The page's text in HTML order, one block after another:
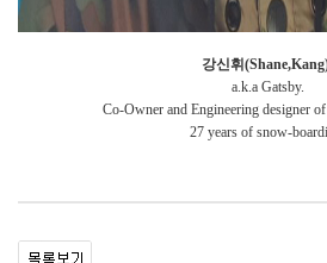
강신휘
a.k.a Gatsby.
Co-Owner and Engineering designer
27 years of snow-